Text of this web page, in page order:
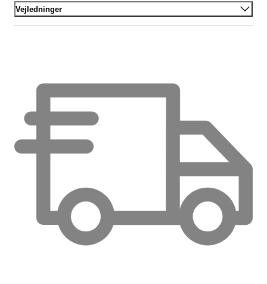
Vejledninger